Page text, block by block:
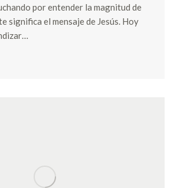
por entender la magnitud de
significa el mensaje de Jesús. Hoy